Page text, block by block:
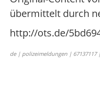
übermittelt durch
http://ots.de/
de | polizeimeldungen | 67137117